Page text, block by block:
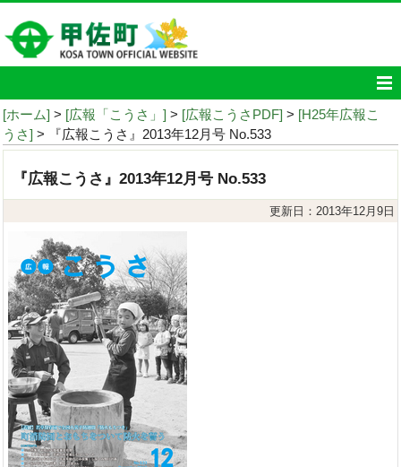
[ホーム] > [広報「こうさ」] > [広報こうさPDF] > [H25年広報こ
うさ] > 『広報こうさ』2013年12月号 No.533
『広報こうさ』2013年12月号 No.533
更新日：2013年12月9日